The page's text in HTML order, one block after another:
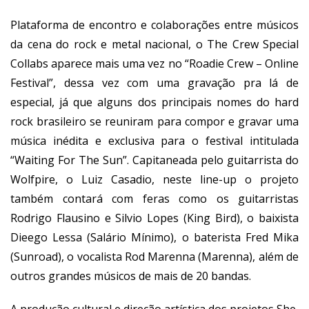
Plataforma de encontro e colaborações entre músicos
da cena do rock e metal nacional, o The Crew Special
Collabs aparece mais uma vez no “Roadie Crew – Online
Festival”, dessa vez com uma gravação pra lá de
especial, já que alguns dos principais nomes do hard
rock brasileiro se reuniram para compor e gravar uma
música inédita e exclusiva para o festival intitulada
“Waiting For The Sun”. Capitaneada pelo guitarrista do
Wolfpire, o Luiz Casadio, neste line-up o projeto
também contará com feras como os guitarristas
Rodrigo Flausino e Silvio Lopes (King Bird), o baixista
Dieego Lessa (Salário Mínimo), o baterista Fred Mika
(Sunroad), o vocalista Rod Marenna (Marenna), além de
outros grandes músicos de mais de 20 bandas.